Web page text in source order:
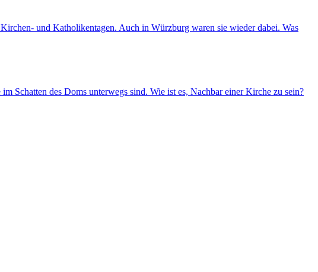
und Katholikentagen. Auch in Würzburg waren sie wieder dabei. Was
Schatten des Doms unterwegs sind. Wie ist es, Nachbar einer Kirche zu sein?